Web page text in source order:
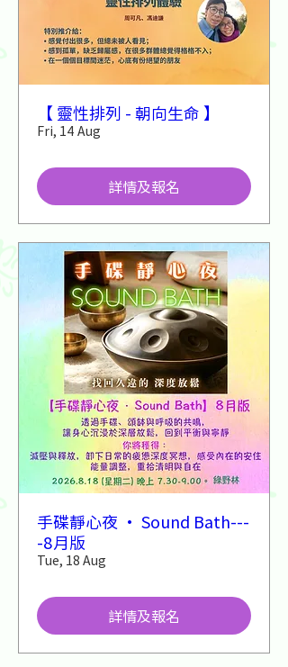
【 靈性排列 - 朝向生命 】
Fri, 14 Aug
詳情及報名
手碟靜心夜 · Sound Bath---
-8月版
Tue, 18 Aug
詳情及報名